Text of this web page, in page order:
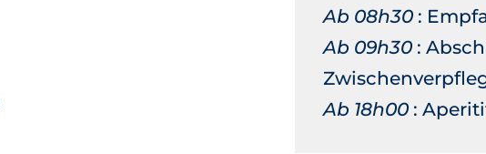
Ab 08h30:
Ab 09h30:
Ab 18h00: